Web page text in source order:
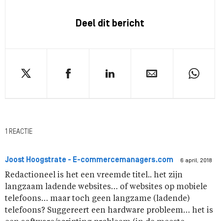
Deel dit bericht
1 REACTIE
Joost Hoogstrate - E-commercemanagers.com 6 april, 2018
Redactioneel is het een vreemde titel.. het zijn
langzaam ladende websites… of websites op mobiele
telefoons… maar toch geen langzame (ladende)
telefoons? Suggereert een hardware probleem… het is